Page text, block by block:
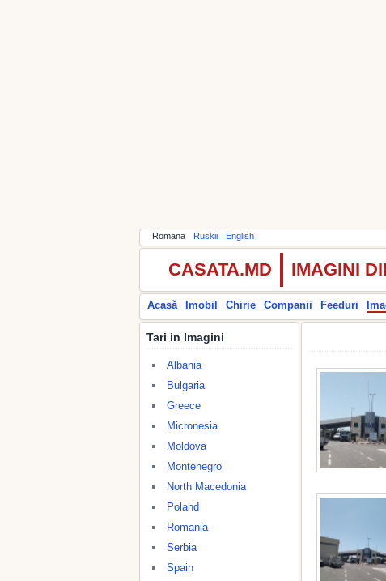
Romana Ruskii English
CASATA.MD IMAGINI
Acasă Imobil Chirie Companii Feeduri
Tari in Imagini
Albania
Bulgaria
Greece
Micronesia
Moldova
Montenegro
North Macedonia
Poland
Romania
Serbia
Spain